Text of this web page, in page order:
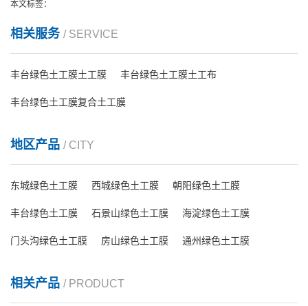
本文标签：
相关服务 / SERVICE
丰台绿色土工膜土工膜 丰台绿色土工膜土工布
丰台绿色土工膜复合土工膜
地区产品 / CITY
东城绿色土工膜 西城绿色土工膜 朝阳绿色土工膜
丰台绿色土工膜 石景山绿色土工膜 海淀绿色土工膜
门头沟绿色土工膜 房山绿色土工膜 通州绿色土工膜
相关产品 / PRODUCT